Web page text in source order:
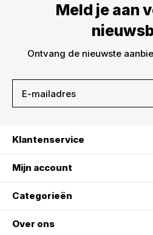
Meld je aan
Ontvang de nieuwste
Klantenservice
Mijn account
Categorieën
Over ons